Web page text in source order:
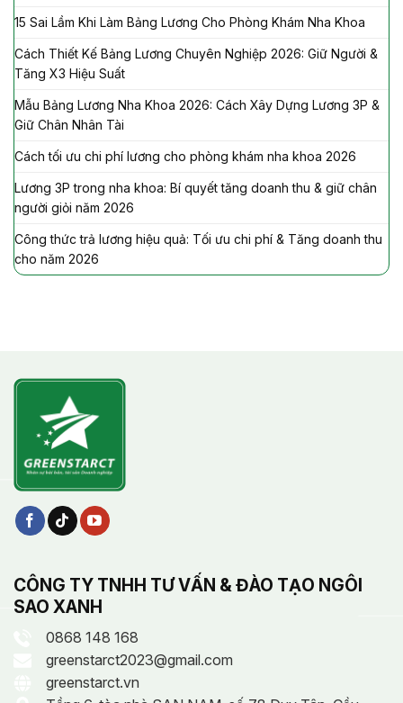
15 Sai Lầm Khi Làm Bảng Lương Cho Phòng Khám Nha Khoa
Cách Thiết Kế Bảng Lương Chuyên Nghiệp 2026: Giữ Người &
Tăng X3 Hiệu Suất
Mẫu Bảng Lương Nha Khoa 2026: Cách Xây Dựng Lương 3P &
Giữ Chân Nhân Tài
Cách tối ưu chi phí lương cho phòng khám nha khoa 2026
Lương 3P trong nha khoa: Bí quyết tăng doanh thu & giữ chân
người giỏi năm 2026
Công thức trả lương hiệu quả: Tối ưu chi phí & Tăng doanh thu
cho năm 2026
CÔNG TY TNHH TƯ VẤN & ĐÀO TẠO NGÔI
SAO XANH
0868 148 168
greenstarct2023@gmail.com
greenstarct.vn